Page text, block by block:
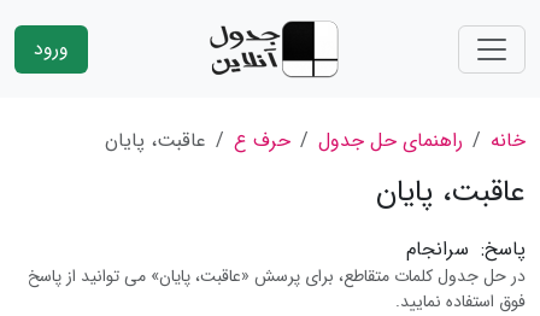
ورود
خانه راهنمای حل جدول حرف ع عاقبت، پایان
عاقبت، پایان
پاسخ: سرانجام
در حل جدول کلمات متقاطع، برای پرسش «عاقبت، پایان» می توانید از پاسخ
فوق استفاده نمایید.